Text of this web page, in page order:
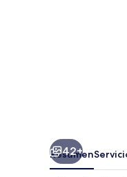
42+
Resumen